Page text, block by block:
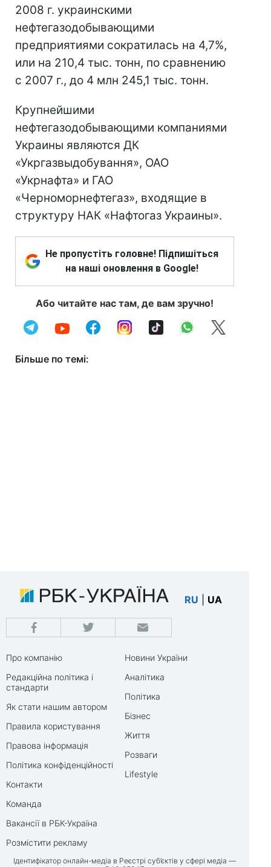
2008 г. украинскими
нефтегазодобывающими
предприятиями сократилась на 4,7%,
или на 210,4 тыс. тонн, по сравнению
с 2007 г., до 4 млн 245,1 тыс. тонн.
Крупнейшими
нефтегазодобывающими компаниями
Украины являются ДК
«Укргазвыдобування», ОАО
«Укрнафта» и ГАО
«Черноморнефтегаз», входящие в
структуру НАК «Нафтогаз Украины».
Не пропустіть головне! Підпишіться
на наші оновлення в Google!
Або читайте нас там, де вам зручно!
Більше по темі:
RU UA
Про компанію
Редакційна політика і
стандарти
Як стати нашим автором
Правила користування
Правова інформація
Політика конфіденційності
Контакти
Команда
Вакансії в РБК-Україна
Розмістити рекламу
Новини України
Аналітика
Політика
Бізнес
Життя
Розваги
Lifestyle
Ідентифікатор онлайн-медіа в Реєстрі суб’єктів у сфері медіа —